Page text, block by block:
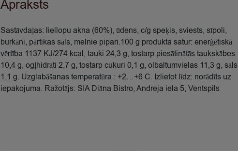
Apraksts
Sastāvdaļas: liellopu akna (60%), ūdens, c/g speķis, sviests, sīpoli,
burkāni, pārtikas sāls, melnie pipari.100 g produkta satur: enerģētiskā
vērtība 1137 KJ/274 kcal, tauki 24,3 g, tostarp piesātinātās taukskābes
10,4 g, ogļhidrāti 2,7 g, tostarp cukuri 0,1 g, olbaltumvielas 11,3 g, sāls
1,1 g. Uzglabāšanas temperatūra : +2…+6 C. Izlietot līdz: norādīts uz
iepakojuma. Ražotājs: SIA Diāna Bistro, Andreja iela 5, Ventspils